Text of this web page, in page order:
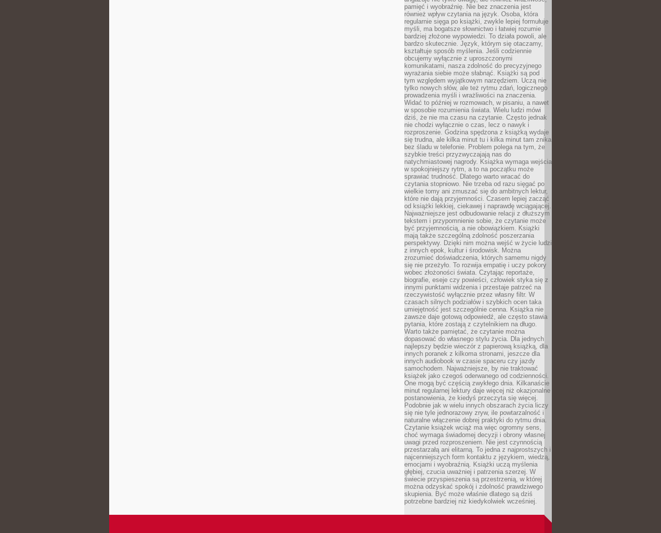
pamięć i wyobraźnię. Nie bez znaczenia jest
również wpływ czytania na język. Osoba, która
regularnie sięga po książki, zwykle lepiej formułuje
myśli, ma bogatsze słownictwo i łatwiej rozumie
bardziej złożone wypowiedzi. To działa powoli, ale
bardzo skutecznie. Język, którym się otaczamy,
kształtuje sposób myślenia. Jeśli codziennie
obcujemy wyłącznie z uproszczonymi
komunikatami, nasza zdolność do precyzyjnego
wyrażania siebie może słabnąć. Książki są pod
tym względem wyjątkowym narzędziem. Uczą nie
tylko nowych słów, ale też rytmu zdań, logicznego
prowadzenia myśli i wrażliwości na znaczenia.
Widać to później w rozmowach, w pisaniu, a nawet
w sposobie rozumienia świata. Wielu ludzi mówi
dziś, że nie ma czasu na czytanie. Często jednak
nie chodzi wyłącznie o czas, lecz o nawyk i
rozproszenie. Godzina spędzona z książką wydaje
się trudna, ale kilka minut tu i kilka minut tam znika
bez śladu w telefonie. Problem polega na tym, że
szybkie treści przyzwyczajają nas do
natychmiastowej nagrody. Książka wymaga wejścia
w spokojniejszy rytm, a to na początku może
sprawiać trudność. Dlatego warto wracać do
czytania stopniowo. Nie trzeba od razu sięgać po
wielkie tomy ani zmuszać się do ambitnych lektur,
które nie dają przyjemności. Czasem lepiej zacząć
od książki lekkiej, ciekawej i naprawdę wciągającej.
Najważniejsze jest odbudowanie relacji z dłuższym
tekstem i przypomnienie sobie, że czytanie może
być przyjemnością, a nie obowiązkiem. Książki
mają także szczególną zdolność poszerzania
perspektywy. Dzięki nim można wejść w życie ludzi
z innych epok, kultur i środowisk. Można
zrozumieć doświadczenia, których samemu nigdy
się nie przeżyło. To rozwija empatię i uczy pokory
wobec złożoności świata. Czytając reportaże,
biografie, eseje czy powieści, człowiek styka się z
innymi punktami widzenia i przestaje patrzeć na
rzeczywistość wyłącznie przez własny filtr. W
czasach silnych podziałów i szybkich ocen taka
umiejętność jest szczególnie cenna. Książka nie
zawsze daje gotową odpowiedź, ale często stawia
pytania, które zostają z czytelnikiem na długo.
Warto także pamiętać, że czytanie można
dopasować do własnego stylu życia. Dla jednych
najlepszy będzie wieczór z papierową książką, dla
innych poranek z kilkoma stronami, jeszcze dla
innych audiobook w czasie spaceru czy jazdy
samochodem. Najważniejsze, by nie traktować
książek jako czegoś oderwanego od codzienności.
One mogą być częścią zwykłego dnia. Kilkanaście
minut regularnej lektury daje więcej niż okazjonalne
postanowienia, że kiedyś przeczyta się więcej.
Podobnie jak w wielu innych obszarach życia liczy
się nie tyle jednorazowy zryw, ile powtarzalność i
naturalne włączenie dobrej praktyki do rytmu dnia.
Czytanie książek wciąż ma więc ogromny sens,
choć wymaga świadomej decyzji i obrony własnej
uwagi przed rozproszeniem. Nie jest czynnością
przestarzałą ani elitarną. To jedna z najprostszych i
najcenniejszych form kontaktu z językiem, wiedzą,
emocjami i wyobraźnią. Książki uczą myślenia
głębiej, czucia uważniej i patrzenia szerzej. W
świecie przyspieszenia są przestrzenią, w której
można odzyskać spokój i zdolność prawdziwego
skupienia. Być może właśnie dlatego są dziś
potrzebne bardziej niż kiedykolwiek wcześniej.